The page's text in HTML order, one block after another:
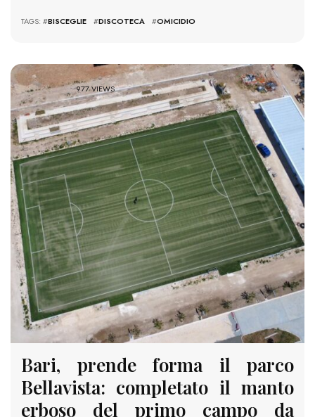
TAGS: #BISCEGLIE #DISCOTECA #OMICIDIO
977 VIEWS
Bari, prende forma il parco
Bellavista: completato il manto
erboso del primo campo da